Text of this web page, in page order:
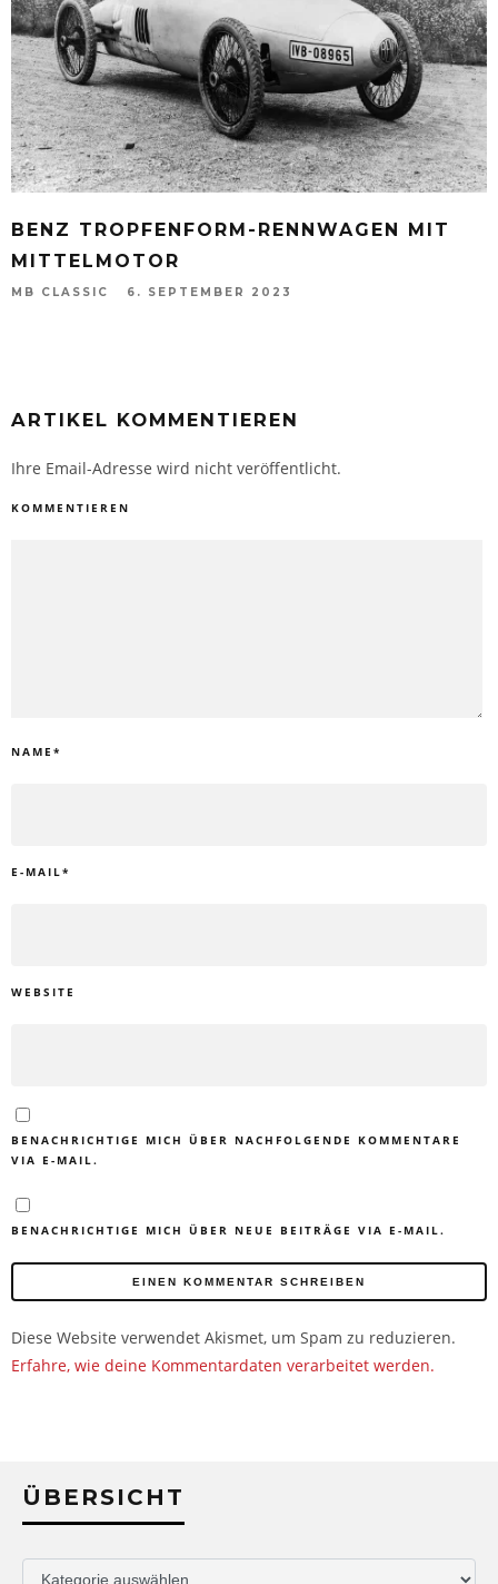
BENZ TROPFENFORM-RENNWAGEN MIT
MITTELMOTOR
MB CLASSIC 6. SEPTEMBER 2023
ARTIKEL KOMMENTIEREN
Ihre Email-Adresse wird nicht veröffentlicht.
KOMMENTIEREN
NAME *
E-MAIL*
WEBSITE
BENACHRICHTIGE MICH ÜBER NACHFOLGENDE KOMMENTARE
VIA E-MAIL.
BENACHRICHTIGE MICH ÜBER NEUE BEITRÄGE VIA E-MAIL.
Diese Website verwendet Akismet, um Spam zu reduzieren.
Erfahre, wie deine Kommentardaten verarbeitet werden.
ÜBERSICHT
Übersicht